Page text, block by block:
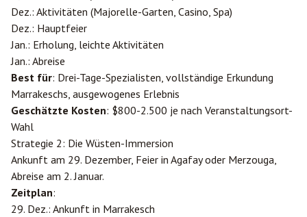
Dez.: Aktivitäten (Majorelle-Garten, Casino, Spa)
Dez.: Hauptfeier
Jan.: Erholung, leichte Aktivitäten
Jan.: Abreise
Best für: Drei-Tage-Spezialisten, vollständige Erkundung
Marrakeschs, ausgewogenes Erlebnis
Geschätzte Kosten: $800-2.500 je nach Veranstaltungsort-
Wahl
Strategie 2: Die Wüsten-Immersion
Ankunft am 29. Dezember, Feier in Agafay oder Merzouga,
Abreise am 2. Januar.
Zeitplan:
29. Dez.: Ankunft in Marrakesch